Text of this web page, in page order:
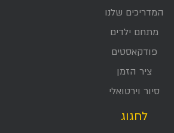
המדריכים שלנו
מתחם ילדים
פודקאסטים
ציר הזמן
סיור וירטואלי
לחגוג